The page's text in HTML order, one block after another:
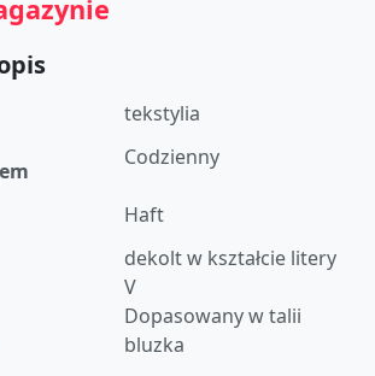
tekstylia
Codzienny
Haft
dekolt w kształcie litery
V
Dopasowany w talii
bluzka